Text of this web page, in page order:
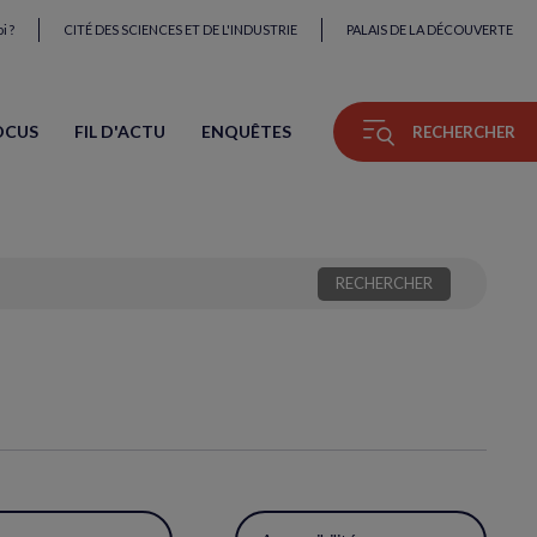
? CITÉ DES SCIENCES ET DE L'INDUSTRIE PALAIS DE LA DÉCOUVERTE
FIL D'ACTU ENQUÊTES RECHERCHER